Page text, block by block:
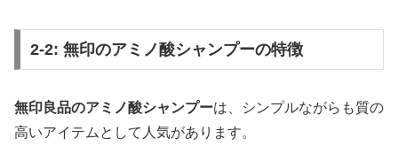
2-2: 無印のアミノ酸シャンプーの特徴
無印良品のアミノ酸シャンプーは、シンプルながらも質の
高いアイテムとして人気があります。